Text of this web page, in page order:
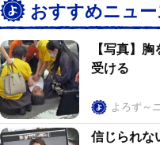
おすすめニュー
【写真】
受ける
よろず～
信じられな